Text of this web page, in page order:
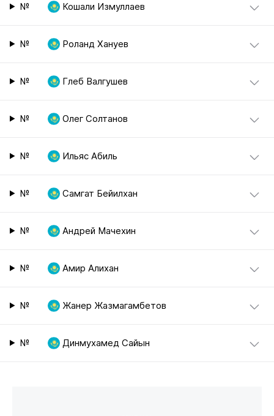
№ Кошали Измуллаев
№ Роланд Хануев
№ Глеб Валгушев
№ Олег Солтанов
№ Ильяс Абиль
№ Самгат Бейилхан
№ Андрей Мачехин
№ Амир Алихан
№ Жанер Жазмагамбетов
№ Динмухамед Сайын